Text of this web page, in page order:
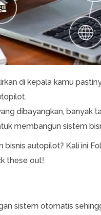
di kepala kamu
dibayangkan, banyak
membangun sistem
autopilot? Kali ini
these out!
sistem otomatis